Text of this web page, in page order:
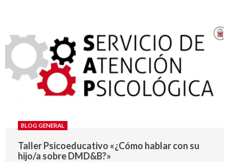
BLOG GENERAL
Taller Psicoeducativo «¿Cómo hablar con su
hijo/a sobre DMD&B?»